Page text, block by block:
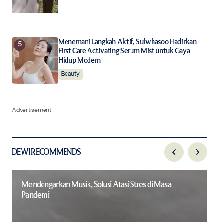
Menemani Langkah Aktif, Sulwhasoo Hadirkan
First Care Activating Serum Mist untuk Gaya
Hidup Modern
Beauty
Advertisement
DEWI RECOMMENDS
Mendengarkan Musik, Solusi Atasi Stres di Masa
Pandemi